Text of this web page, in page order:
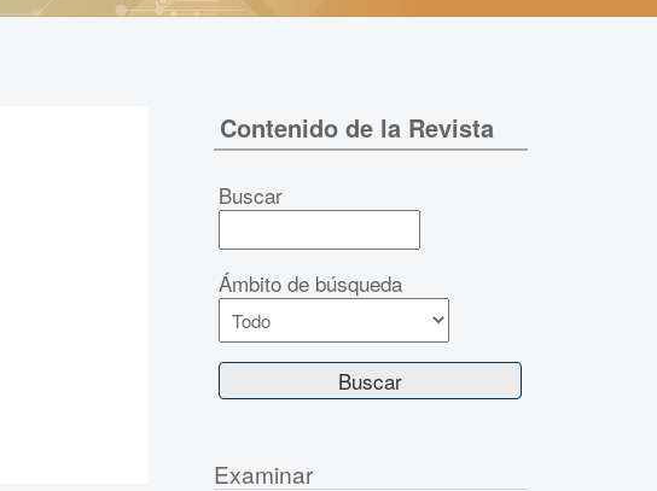
Contenido de la Revista
Buscar
Ámbito de búsqueda
Examinar